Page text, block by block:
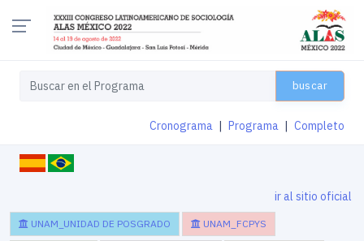
buscar
Cronograma Programa Completo
ir al sitio oficial
UNAM_UNIDAD DE POSGRADO UNAM_FCPYS